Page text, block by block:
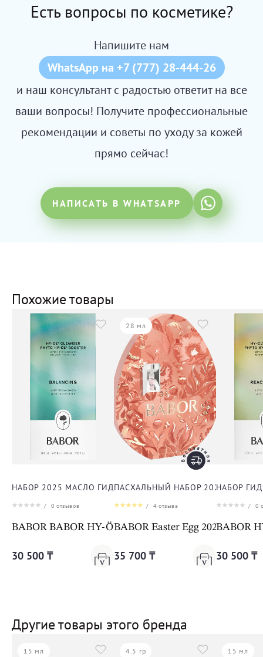
Есть вопросы по косметике?
Напишите нам
WhatsApp на +7 (777) 28-444-26
и наш консультант с радостью ответит на все
ваши вопросы! Получите профессиональные
рекомендации и советы по уходу за кожей
прямо сейчас!
НАПИСАТЬ В WHATSAPP
Похожие товары
НАБОР 2025 МАСЛО ГИДРОФИЛЬНОЕ ОЧИЩАЮЩЕЕ +
/ 0 отзывов
BABOR BABOR HY-ÖL Cleanser & Phyto Booster
30 500 ₸
28 мл
ПАСХАЛЬНЫЙ НАБОР 2025 ДЛЯ
/ 4отзыва
BABOR Easter Egg 2025
35 700 ₸
НАБОР
/ 0
BABOR
30 500 ₸
Другие товары этого бренда
15 мл 4.5 гр 15 мл